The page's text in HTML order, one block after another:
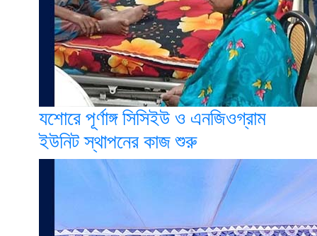
যশোরে পূর্ণাঙ্গ সিসিইউ ও এনজিওগ্রাম
ইউনিট স্থাপনের কাজ শুরু